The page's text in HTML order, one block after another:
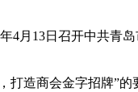
4月13日召开中共青
造商会金字招牌”